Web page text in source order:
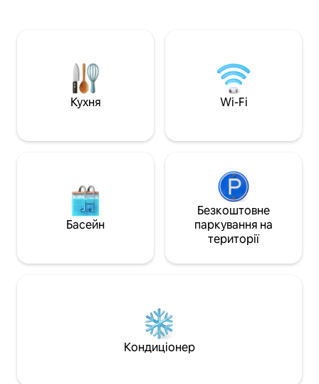
відкритому повітрі та насолоджуйтеся
їжею, використовуючи традиційне кам
'яне барбекю. Розташування: ідеальна
база для ознайомлення з Анжером,
їзди, і регіоном долини Луари.
Дозвольте собі
цього місця та
спогади разом
заміський
тваринами
Кухня Wi-Fi
Басейн
Безкоштовне
паркування на
території
Кондиціонер